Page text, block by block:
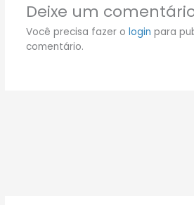
Deixe um
Você precisa fazer o login para
comentário.